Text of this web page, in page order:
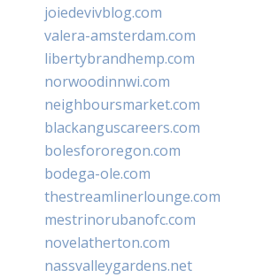
joiedevivblog.com
valera-amsterdam.com
libertybrandhemp.com
norwoodinnwi.com
neighboursmarket.com
blackanguscareers.com
bolesfororegon.com
bodega-ole.com
thestreamlinerlounge.com
mestrinorubanofc.com
novelatherton.com
nassvalleygardens.net